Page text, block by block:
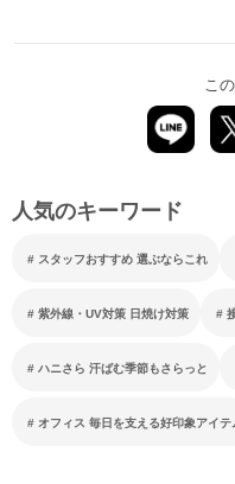
こ
人気のキーワード
スタッフおすすめ 選ぶならこれ
紫外線・UV対策 日焼け対策
ハニさら 汗ばむ季節もさらっと
オフィス 毎日を支える好印象アイテ